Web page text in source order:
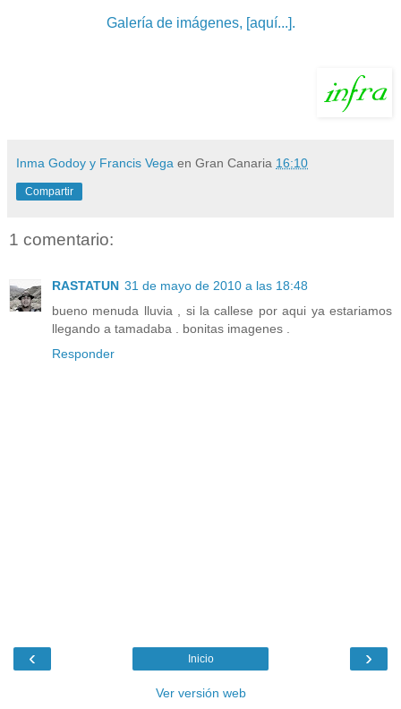
Galería de imágenes, [aquí...].
Inma Godoy y Francis Vega en Gran Canaria 16:10
Compartir
1 comentario:
RASTATUN 31 de mayo de 2010 a las 18:48
bueno menuda lluvia , si la callese por aqui ya estariamos
llegando a tamadaba . bonitas imagenes .
Responder
‹ ›
Inicio
Ver versión web